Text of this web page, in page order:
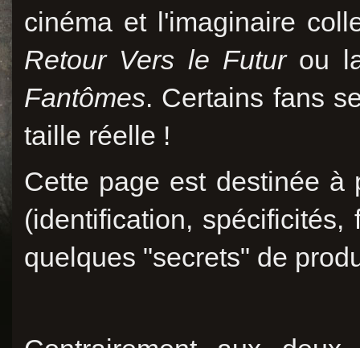
cinéma et l'imaginaire
Retour Vers le Futurou
Fantômes. Certains fans
taille réelle !
Cette page est destinée à
(identification,
quelques "secrets" de